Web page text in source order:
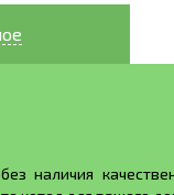
наличия